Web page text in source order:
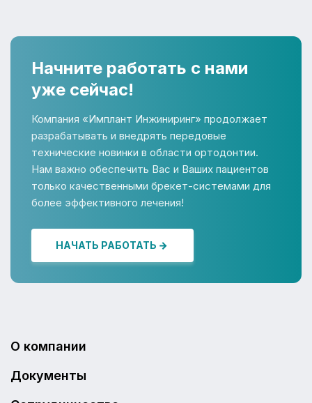
Начните работать с нами
уже сейчас!
Компания «Имплант Инжиниринг» продолжает
разрабатывать и внедрять передовые
технические новинки в области ортодонтии.
Нам важно обеспечить Вас и Ваших пациентов
только качественными брекет-системами для
более эффективного лечения!
НАЧАТЬ РАБОТАТЬ
О компании
Документы